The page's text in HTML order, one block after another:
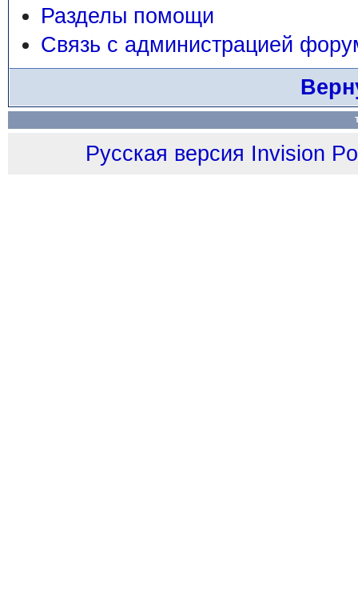
Разделы помощи
Связь с администрацией
Русская версия Invision